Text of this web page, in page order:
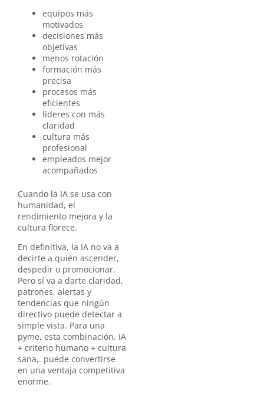
equipos más
motivados
decisiones más
objetivas
menos rotación
formación más
precisa
procesos más
eficientes
líderes con más
claridad
cultura más
profesional
empleados mejor
acompañados
Cuando la IA se usa con
humanidad, el
rendimiento mejora y la
cultura florece.
En definitiva, la IA no va a
decirte a quién ascender,
despedir o promocionar.
Pero sí va a darte claridad,
patrones, alertas y
tendencias que ningún
directivo puede detectar a
simple vista. Para una
pyme, esta combinación, IA
+ criterio humano + cultura
sana,. puede convertirse
en una ventaja competitiva
enorme.